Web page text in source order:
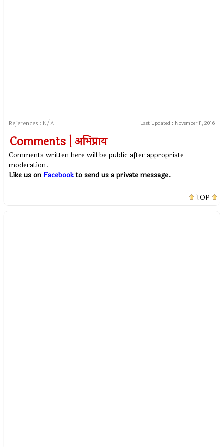
References : N/A Last Updated : November 11, 2016
Comments | अभिप्राय
Comments written here will be public after appropriate
moderation.
Like us on Facebookto send us a private message.
TOP